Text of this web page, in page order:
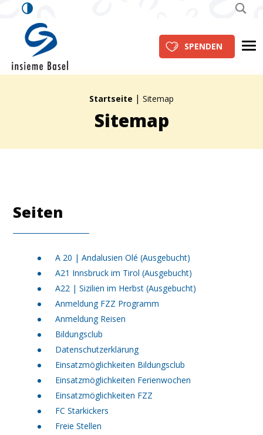
SPENDEN
Startseite | Sitemap
Sitemap
Seiten
A 20 | Andalusien Olé (Ausgebucht)
A21 Innsbruck im Tirol (Ausgebucht)
A22 | Sizilien im Herbst (Ausgebucht)
Anmeldung FZZ Programm
Anmeldung Reisen
Bildungsclub
Datenschutzerklärung
Einsatzmöglichkeiten Bildungsclub
Einsatzmöglichkeiten Ferienwochen
Einsatzmöglichkeiten FZZ
FC Starkickers
Freie Stellen